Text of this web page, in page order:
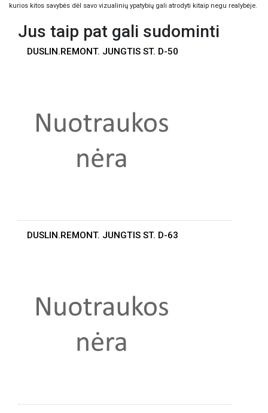
kurios kitos savybės dėl savo vizualinių ypatybių gali atrodyti kitaip negu realybėje.
Jus taip pat gali sudominti
DUSLIN.REMONT. JUNGTIS ST. D-50
DUSLIN.REMONT. JUNGTIS ST. D-63